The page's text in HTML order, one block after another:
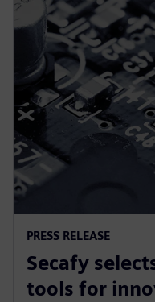
PRESS RELEASE
Secafy
tools for